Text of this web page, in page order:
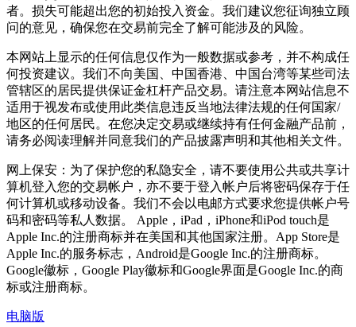
者。损失可能超出您的初始投入资金。我们建议您征询独立顾
问的意见，确保您在交易前完全了解可能涉及的风险。
本网站上显示的任何信息仅作为一般数据或参考，并不构成任
何投资建议。我们不向美国、中国香港、中国台湾等某些司法
管辖区的居民提供保证金杠杆产品交易。请注意本网站信息不
适用于视发布或使用此类信息违反当地法律法规的任何国家/
地区的任何居民。在您决定交易或继续持有任何金融产品前，
请务必阅读理解并同意我们的产品披露声明和其他相关文件。
网上保安：为了保护您的私隐安全，请不要使用公共或共享计
算机登入您的交易帐户，亦不要于登入帐户后将密码保存于任
何计算机或移动设备。我们不会以电邮方式要求您提供帐户号
码和密码等私人数据。 Apple，iPad，iPhone和iPod touch是
Apple Inc.的注册商标并在美国和其他国家注册。App Store是
Apple Inc.的服务标志，Android是Google Inc.的注册商标。
Google徽标，Google Play徽标和Google界面是Google Inc.的商
标或注册商标。
电脑版